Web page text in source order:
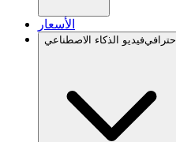
الأسعار
احترافيفيديو الذكاء الاصطناعي